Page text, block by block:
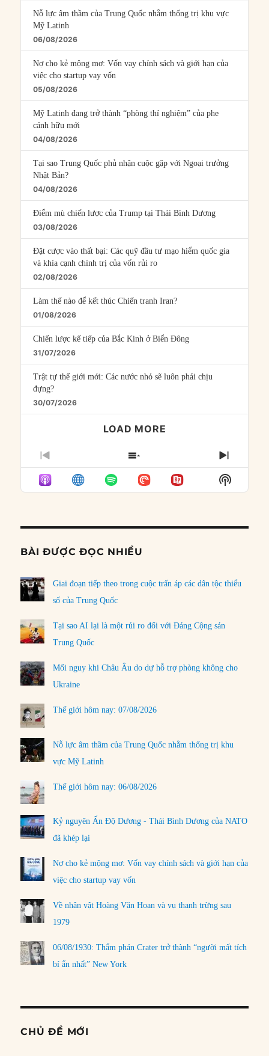
Nỗ lực âm thầm của Trung Quốc nhằm thống trị khu vực
Mỹ Latinh
06/08/2026
Nợ cho kẻ mộng mơ: Vốn vay chính sách và giới hạn của
việc cho startup vay vốn
05/08/2026
Mỹ Latinh đang trở thành “phòng thí nghiệm” của phe
cánh hữu mới
04/08/2026
Tại sao Trung Quốc phủ nhận cuộc gặp với Ngoại trưởng
Nhật Bản?
04/08/2026
Điểm mù chiến lược của Trump tại Thái Bình Dương
03/08/2026
Đặt cược vào thất bại: Các quỹ đầu tư mạo hiểm quốc gia
và khía cạnh chính trị của vốn rủi ro
02/08/2026
Làm thế nào để kết thúc Chiến tranh Iran?
01/08/2026
Chiến lược kế tiếp của Bắc Kinh ở Biển Đông
31/07/2026
Trật tự thế giới mới: Các nước nhỏ sẽ luôn phải chịu
đựng?
30/07/2026
LOAD MORE
PREVIOUS
EPISODE
SHOW
EPISODES
LIST
NEXT
Show
Podcast
BÀI ĐƯỢC ĐỌC NHIỀU
Giai đoạn tiếp theo trong cuộc trấn áp các dân tộc thiểu
số của Trung Quốc
Tại sao AI lại là một rủi ro đối với Đảng Cộng sản
Trung Quốc
Mối nguy khi Châu Âu do dự hỗ trợ phòng không cho
Ukraine
Thế giới hôm nay: 07/08/2026
Nỗ lực âm thầm của Trung Quốc nhằm thống trị khu
vực Mỹ Latinh
Thế giới hôm nay: 06/08/2026
Kỷ nguyên Ấn Độ Dương - Thái Bình Dương của NATO
đã khép lại
Nợ cho kẻ mộng mơ: Vốn vay chính sách và giới hạn của
việc cho startup vay vốn
Về nhân vật Hoàng Văn Hoan và vụ thanh trừng sau
1979
06/08/1930: Thẩm phán Crater trở thành “người mất tích
bí ẩn nhất” New York
CHỦ ĐỀ MỚI